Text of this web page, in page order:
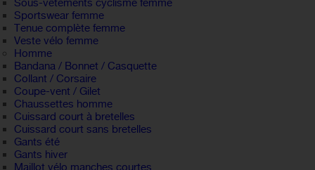
Sous-vêtements cyclisme femme
Sportswear femme
Tenue complète femme
Veste vélo femme
Homme
Bandana / Bonnet / Casquette
Collant / Corsaire
Coupe-vent / Gilet
Chaussettes homme
Cuissard court à bretelles
Cuissard court sans bretelles
Gants été
Gants hiver
Maillot vélo manches courtes